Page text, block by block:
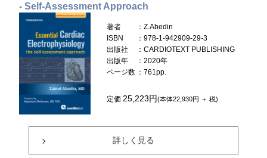
- Self-Assessment Approach
著者
：Z.Abedin
ISBN
：978-1-942909-29-3
出版社
：CARDIOTEXT PUBLISHING
出版年
：2020年
ページ数 ：761pp.
定価 25,223円(本体22,930円 ＋ 税)
詳しく見る